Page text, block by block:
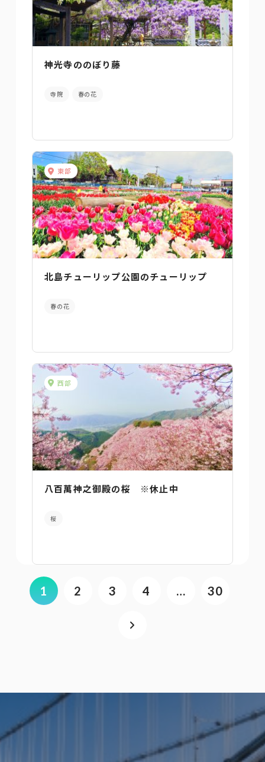
神光寺ののぼり藤
寺院 春の花
東部
北島チューリップ公園のチューリップ
春の花
西部
八百萬神之御殿の桜 ※休止中
桜
1 2 3 4 … 30